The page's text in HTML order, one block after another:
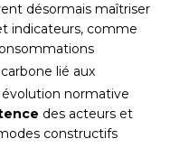
désormais maîtriser
indicateurs, comme
lié aux
normative
des acteurs et
constructifs